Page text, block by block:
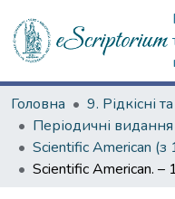
Головна